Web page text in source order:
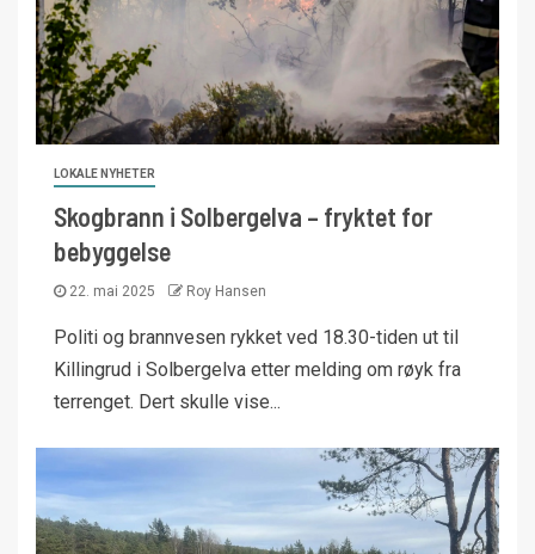
LOKALE NYHETER
Skogbrann i Solbergelva – fryktet for
bebyggelse
22. mai 2025 Roy Hansen
Politi og brannvesen rykket ved 18.30-tiden ut til
Killingrud i Solbergelva etter melding om røyk fra
terrenget. Dert skulle vise...